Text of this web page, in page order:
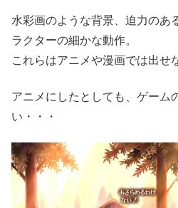
水彩画のような背景、迫力のあ
ラクターの細かな動作。
これらはアニメや漫画では出せ
アニメにしたとしても、ゲーム
い・・・